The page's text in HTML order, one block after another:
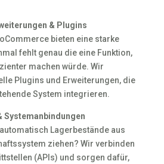
& Plugins
bieten eine starke
fehlt genau die eine Funktion,
machen würde. Wir
Plugins und Erweiterungen, die
System integrieren.
Systemanbindungen
Lagerbestände aus
ziehen? Wir verbinden
(APIs) und sorgen dafür,